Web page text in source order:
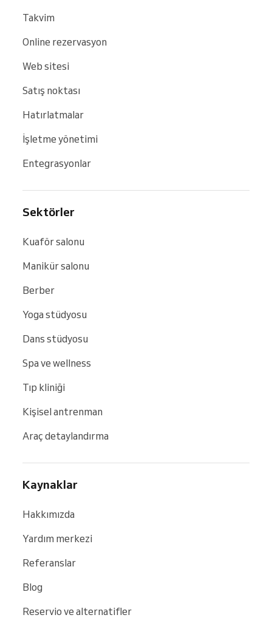
Takvim
Online rezervasyon
Web sitesi
Satış noktası
Hatırlatmalar
İşletme yönetimi
Entegrasyonlar
Sektörler
Kuaför salonu
Manikür salonu
Berber
Yoga stüdyosu
Dans stüdyosu
Spa ve wellness
Tıp kliniği
Kişisel antrenman
Araç detaylandırma
Kaynaklar
Hakkımızda
Yardım merkezi
Referanslar
Blog
Reservio ve alternatifler